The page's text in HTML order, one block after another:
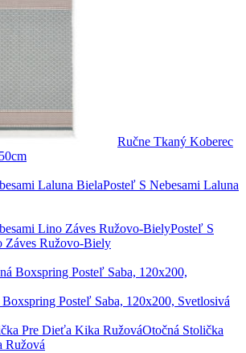
Ručne Tkaný Koberec
Posteľ S Nebesami Laluna
Posteľ S
Záves Ružovo-Biely
Posteľ Saba, 120x200, Svetlosivá
Otočná Stolička
Ružová